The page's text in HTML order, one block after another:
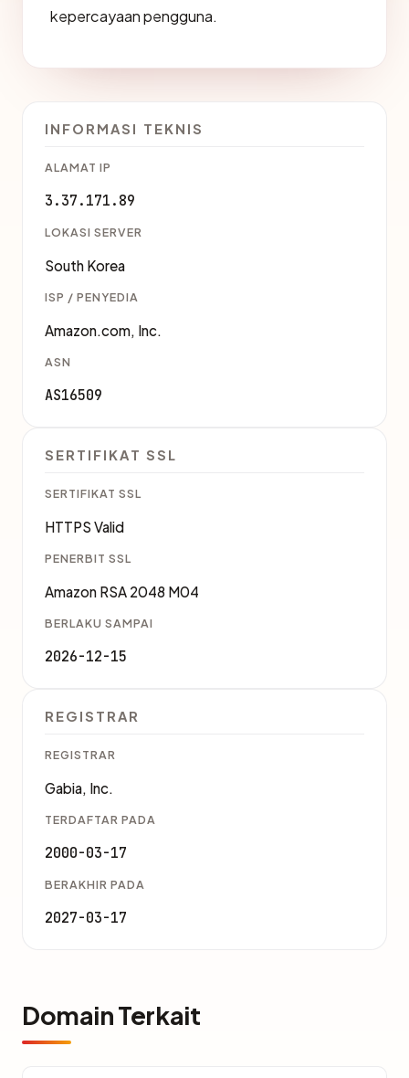
kepercayaan pengguna.
INFORMASI TEKNIS
ALAMAT IP
3.37.171.89
LOKASI SERVER
South Korea
ISP / PENYEDIA
Amazon.com, Inc.
ASN
AS16509
SERTIFIKAT SSL
SERTIFIKAT SSL
HTTPS Valid
PENERBIT SSL
Amazon RSA 2048 M04
BERLAKU SAMPAI
2026-12-15
REGISTRAR
REGISTRAR
Gabia, Inc.
TERDAFTAR PADA
2000-03-17
BERAKHIR PADA
2027-03-17
Domain Terkait